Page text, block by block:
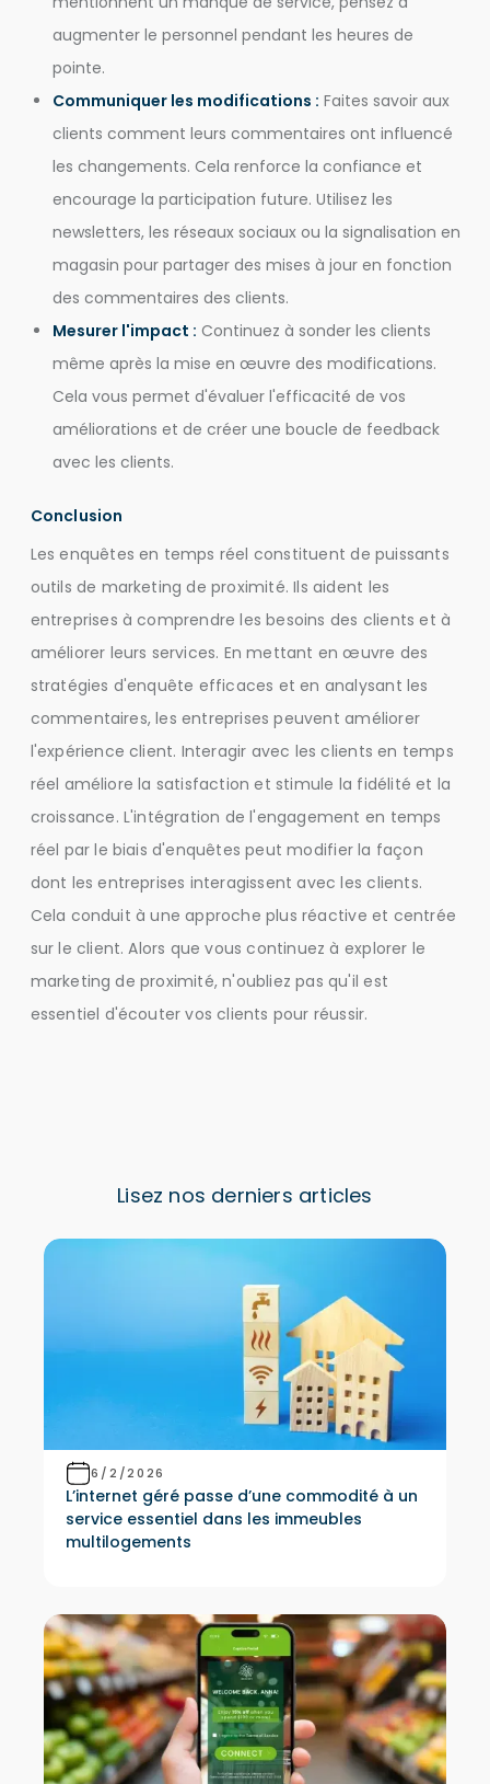
augmenter le personnel pendant les heures de
pointe.
Communiquer les modifications : Faites savoir aux
clients comment leurs commentaires ont influencé
les changements. Cela renforce la confiance et
encourage la participation future. Utilisez les
newsletters, les réseaux sociaux ou la signalisation en
magasin pour partager des mises à jour en fonction
des commentaires des clients.
Mesurer l'impact : Continuez à sonder les clients
même après la mise en œuvre des modifications.
Cela vous permet d'évaluer l'efficacité de vos
améliorations et de créer une boucle de feedback
avec les clients.
Conclusion
Les enquêtes en temps réel constituent de puissants
outils de marketing de proximité. Ils aident les
entreprises à comprendre les besoins des clients et à
améliorer leurs services. En mettant en œuvre des
stratégies d'enquête efficaces et en analysant les
commentaires, les entreprises peuvent améliorer
l'expérience client. Interagir avec les clients en temps
réel améliore la satisfaction et stimule la fidélité et la
croissance. L'intégration de l'engagement en temps
réel par le biais d'enquêtes peut modifier la façon
dont les entreprises interagissent avec les clients.
Cela conduit à une approche plus réactive et centrée
sur le client. Alors que vous continuez à explorer le
marketing de proximité, n'oubliez pas qu'il est
essentiel d'écouter vos clients pour réussir.
Lisez nos derniers articles
6/2/2026
L’internet géré passe d’une commodité à un
service essentiel dans les immeubles
multilogements